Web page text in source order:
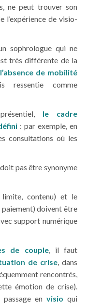
ne peut trouver son
l’expérience de visio-
sophrologue qui ne
très différente de la
l’absence de mobilité
ressentie comme
le cadre
: par exemple, en
consultations où les
pas être synonyme
limite, contenu) et le
doivent être
support numérique
de couple, il faut
de crise, dans
rencontrés,
émotion de crise).
en visio qui